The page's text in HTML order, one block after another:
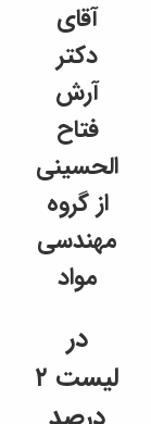
آقای
دکتر
آرش
فتاح
الحسینی
از گروه
مهندسی
مواد
در
لیست ۲